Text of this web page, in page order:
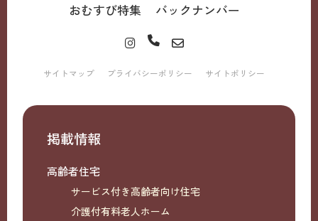
おむすび特集
バックナンバー
サイトマップ プライバシーポリシー サイトポリシー
掲載情報
高齢者住宅
サービス付き高齢者向け住宅
介護付有料老人ホーム